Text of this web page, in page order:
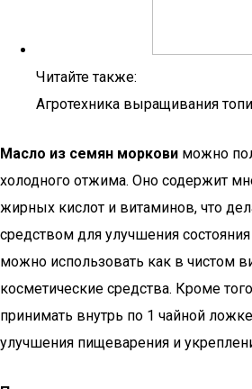
Читайте также:
Агротехника выращивания
Масло из семян моркови можно
холодного отжима. Оно содержит
жирных кислот и витаминов, что
средством для улучшения
можно использовать как в чистом
косметические средства. Кроме
принимать внутрь по 1 чайной
улучшения пищеварения и